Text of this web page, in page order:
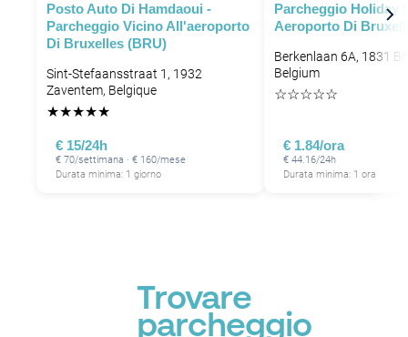
Posto Auto Di Hamdaoui -
Parcheggio Vicino All'aeroporto
Di Bruxelles (BRU)
Sint-Stefaansstraat 1, 1932
Zaventem, Belgique
★★★★★
€ 15/24h
€ 70/settimana · € 160/mese
Durata minima: 1 giorno
Parcheggio Holiday
Aeroporto Di
Berkenlaan 6A, 1831
Belgium
☆☆☆☆☆
€ 1.84/ora
€ 44.16/24h
Durata minima: 1 ora
Trovare
parcheggio